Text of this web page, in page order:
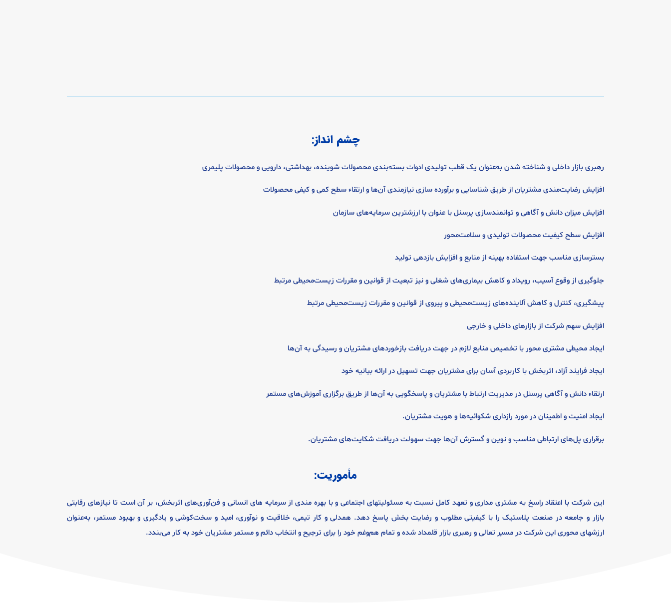
چشم انداز:
رهبری بازار داخلی و شناخته شدن به‌عنوان یک قطب تولیدی ادوات بسته‌بندی محصولات شوینده، بهداشتی، دارویی و محصولات پلیمری
افزایش رضایت‌مندی مشتریان از طریق شناسایی و برآورده سازی نیازمندی آن‌ها و ارتقاء سطح کمی و کیفی محصولات
افزایش میزان دانش و آگاهی و توانمندسازی پرسنل با عنوان با ارزشترین سرمایه‌های سازمان
افزایش سطح کیفیت محصولات تولیدی و سلامت‌محور
بسترسازی مناسب جهت استفاده بهینه از منابع و افزایش بازدهی تولید
جلوگیری از وقوع آسیب، رویداد و کاهش بیماری‌های شغلی و نیز تبعیت از قوانین و مقررات زیست‌محیطی مرتبط
پیشگیری، کنترل و کاهش آلاینده‌های زیست‌محیطی و پیروی از قوانین و مقررات زیست‌محیطی مرتبط
افزایش سهم شرکت از بازارهای داخلی و خارجی
ایجاد محیطی مشتری محور با تخصیص منابع لازم در جهت دریافت بازخوردهای مشتریان و رسیدگی به آن‌ها
ایجاد فرایند آزاد، اثربخش با کاربردی آسان برای مشتریان جهت تسهیل در ارائه بیانیه خود
ارتقاء دانش و آگاهی پرسنل در مدیریت ارتباط با مشتریان و پاسخگویی به آن‌ها از طریق برگزاری آموزش‌های مستمر
ایجاد امنیت و اطمینان در مورد رازداری شکوائیه‌ها و هویت مشتریان.
برقراری پل‌های ارتباطی مناسب و نوین و گسترش آن‌ها جهت سهولت دریافت شکایت‌های مشتریان.
مأموریت:
این شرکت با اعتقاد راسخ به مشتری‌ مداری و تعهد کامل نسبت به مسئولیتهای اجتماعی و با بهره مندی از سرمایه های انسانی و فن‌آوری‌های اثربخش، بر آن است تا نیازهای رقابتی
بازار و جامعه در صنعت پلاستیک را با کیفیتی مطلوب و رضایت بخش پاسخ دهد. همدلی و کار تیمی، خلاقیت و نوآوری، امید و سخت‌کوشی و یادگیری و بهبود مستمر، به‌عنوان
ارزشهای محوری این شرکت در مسیر تعالی و رهبری بازار قلمداد شده و تمام هم‌وغم خود را برای ترجیح و انتخاب دائم و مستمر مشتریان خود به کار می‌بندد.